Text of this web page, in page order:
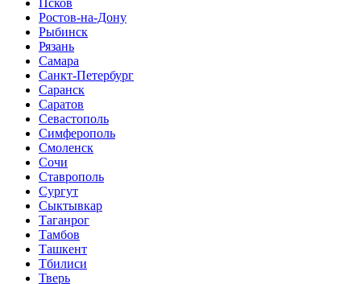
Псков
Ростов-на-Дону
Рыбинск
Рязань
Самара
Санкт-Петербург
Саранск
Саратов
Севастополь
Симферополь
Смоленск
Сочи
Ставрополь
Сургут
Сыктывкар
Таганрог
Тамбов
Ташкент
Тбилиси
Тверь